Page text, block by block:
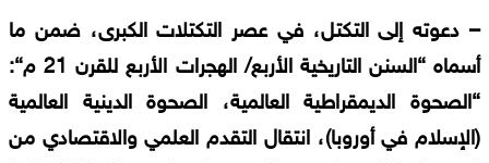
– دعوته إلى التكتل، في عصر التكتلات الكبرى، ضمن ما
أسماه “السنن التاريخية الأربع/الهجرات الأربع للقرن21 م“:
“الصحوة الديمقراطية العالمية، الصحوة الدينية
العالمية
(الإسلام في أوروبا)، انتقال التقدم العلمي والاقتصادي من